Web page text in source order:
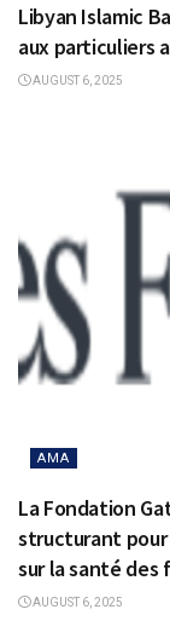
Libyan Islamic
aux particuliers
AUGUST 6, 2025
AMA
La Fondation
structurant pour
sur la santé des
AUGUST 6, 2025